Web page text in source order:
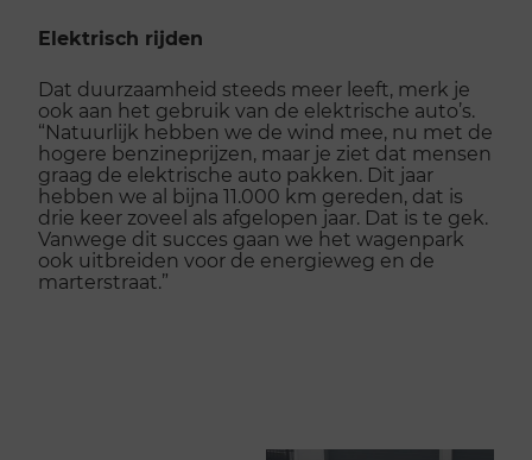
Elektrisch rijden
Dat duurzaamheid steeds meer leeft, merk je
ook aan het gebruik van de elektrische auto’s.
“Natuurlijk hebben we de wind mee, nu met de
hogere benzineprijzen, maar je ziet dat mensen
graag de elektrische auto pakken. Dit jaar
hebben we al bijna 11.000 km gereden, dat is
drie keer zoveel als afgelopen jaar. Dat is te gek.
Vanwege dit succes gaan we het wagenpark
ook uitbreiden voor de energieweg en de
marterstraat.”